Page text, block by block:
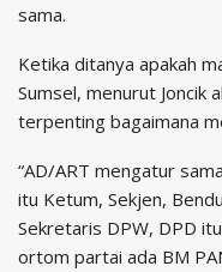
sama.
Ketika ditanya apakah
Sumsel, menurut Joncik
terpenting bagaimana
“AD/ART mengatur
itu Ketum, Sekjen,
Sekretaris DPW, DPD
ortom partai ada BM